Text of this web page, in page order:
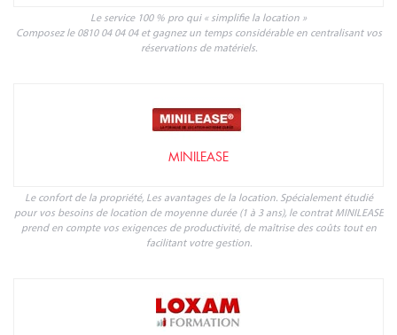
Le service 100 % pro qui « simplifie la location »
Composez le 0810 04 04 04 et gagnez un temps considérable en centralisant vos
réservations de matériels.
MINILEASE
Le confort de la propriété, Les avantages de la location. Spécialement étudié
pour vos besoins de location de moyenne durée (1 à 3 ans), le contrat MINILEASE
prend en compte vos exigences de productivité, de maîtrise des coûts tout en
facilitant votre gestion.